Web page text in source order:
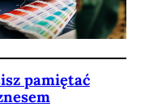
pamiętać